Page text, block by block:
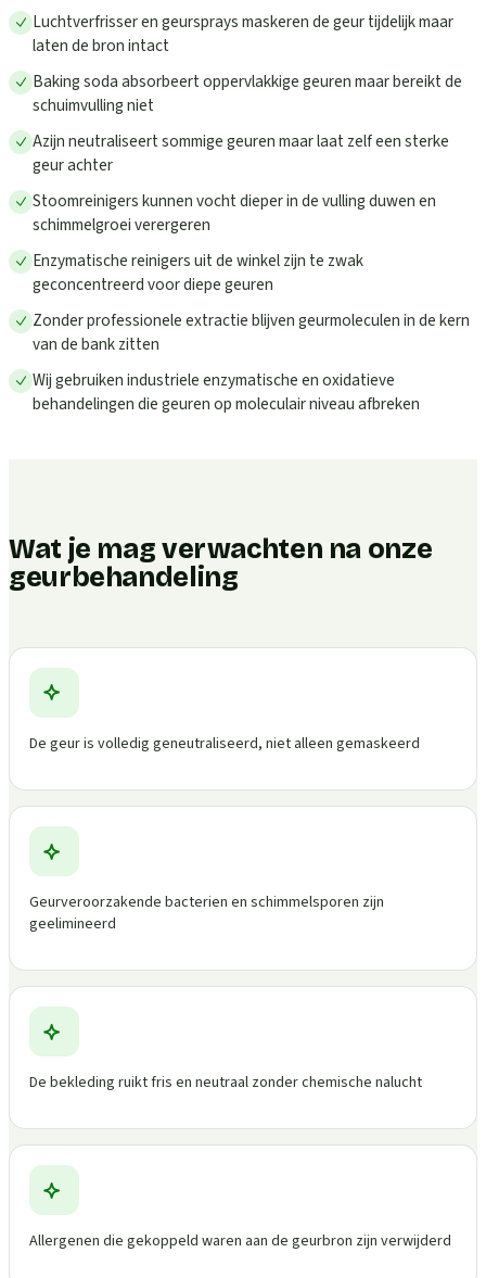
Luchtverfrisser en geursprays maskeren de geur tijdelijk maar
laten de bron intact
Baking soda absorbeert oppervlakkige geuren maar bereikt de
schuimvulling niet
Azijn neutraliseert sommige geuren maar laat zelf een sterke
geur achter
Stoomreinigers kunnen vocht dieper in de vulling duwen en
schimmelgroei verergeren
Enzymatische reinigers uit de winkel zijn te zwak
geconcentreerd voor diepe geuren
Zonder professionele extractie blijven geurmoleculen in de kern
van de bank zitten
Wij gebruiken industriele enzymatische en oxidatieve
behandelingen die geuren op moleculair niveau afbreken
Wat je mag verwachten na onze
geurbehandeling
De geur is volledig geneutraliseerd, niet alleen gemaskeerd
Geurveroorzakende bacterien en schimmelsporen zijn
geelimineerd
De bekleding ruikt fris en neutraal zonder chemische nalucht
Allergenen die gekoppeld waren aan de geurbron zijn verwijderd